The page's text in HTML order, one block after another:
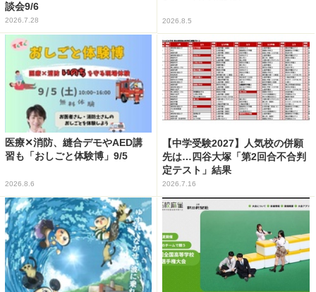
談会9/6
2026.7.28 2026.8.5
医療✕消防、縫合デモやAED講
習も「おしごと体験博」9/5
2026.8.6
【中学受験2027】人気校の併願
先は…四谷大塚「第2回合不合判
定テスト」結果
2026.7.16